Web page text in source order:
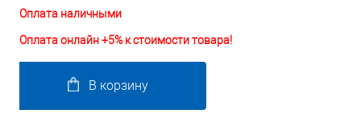
Оплата наличными
Оплата онлайн +5% к стоимости товара!
В корзину